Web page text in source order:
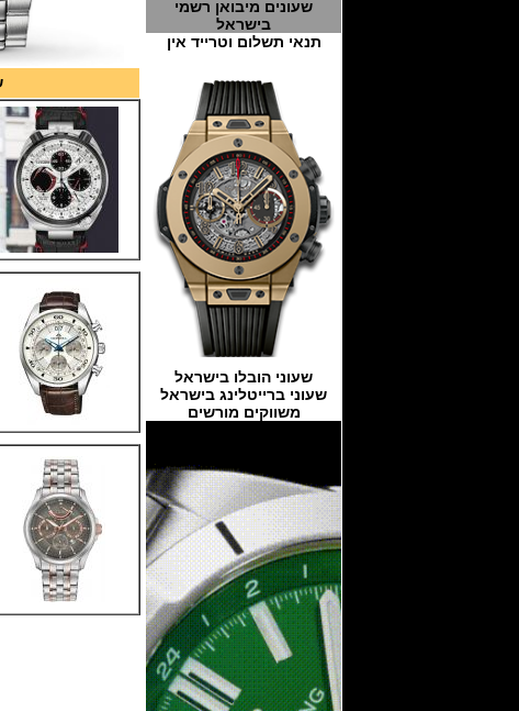
שעונים מיבואן רשמי
בישראל
תנאי תשלום וטרייד אין
שעוני הובלו בישראל
שעוני ברייטלינג בישראל
משווקים מורשים